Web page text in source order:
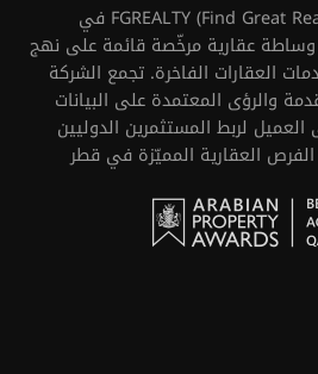
تأسست شركة FGREALTY (Find Great Realty W.L.L.) في
عقارية مرخّصة قائمة على نهج
العقارات الفاخرة. تجمع الشركة
والرؤى المعتمدة على البيانات
لربط المستثمرين الدوليين
العقارية المميّزة في قطر